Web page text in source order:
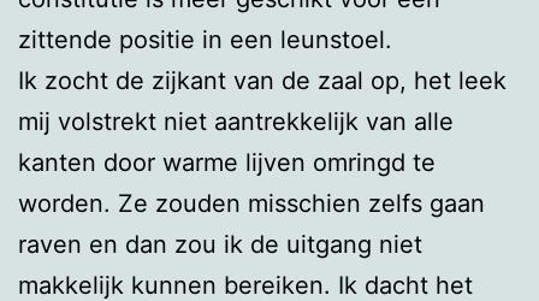
zittende positie in een leunstoel.
Ik zocht de zijkant van de zaal op, het leek
mij volstrekt niet aantrekkelijk van alle
kanten door warme lijven omringd te
worden. Ze zouden misschien zelfs gaan
raven en dan zou ik de uitgang niet
makkelijk kunnen bereiken. Ik dacht het